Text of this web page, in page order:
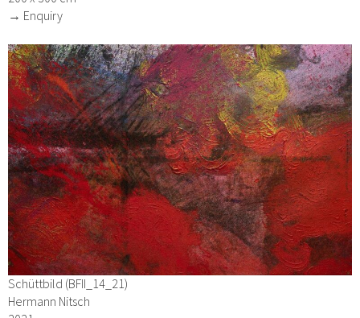
→ Enquiry
Schüttbild (BFII_14_21)
Hermann Nitsch